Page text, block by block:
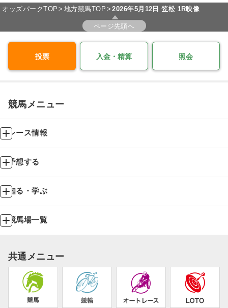
オッズパークTOP 地方競馬TOP 2026年5月12日 笠松 1R映像
ページ先頭へ
投票 入金・精算 照会
競馬メニュー
レース情報
予想する
知る・学ぶ
競馬場一覧
共通メニュー